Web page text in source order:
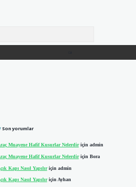
Son yorumlar
Muayene Hafif Kusurlar Nelerdiriçin admin
Muayene Hafif Kusurlar Nelerdiriçin Bora
Kapı Nasıl Yapılıriçin admin
Kapı Nasıl Yapılıriçin Ayhan